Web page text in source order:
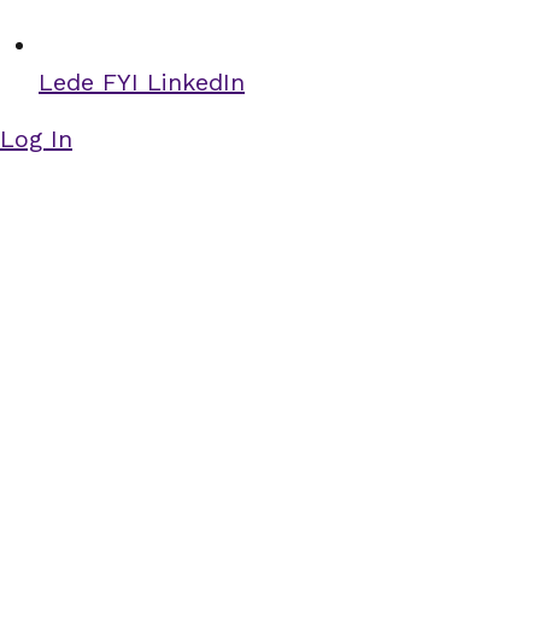
Lede FYI LinkedIn
Log In